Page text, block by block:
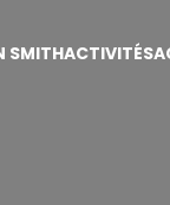
SMITHACTIVITÉS